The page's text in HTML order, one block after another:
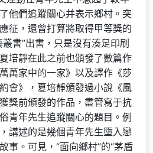
他們追蹤關心并表示鄉村。突
征，還曾打算將取得甲等獎的
書”出書，只是沒有湊足印刷
培靜在此之前也頒發了數篇作
萬家中的一家》以及譯作《莎
會》，夏培靜頒發過小說《風
獎前頒發的作品，盡管寫于抗
青年先生追蹤關心的題目。例
講述的是幾個青年先生墮入戀
事。可見，“面向鄉村”的“茅盾